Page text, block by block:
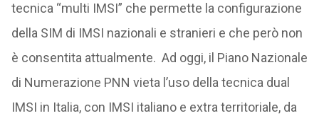
tecnica “multi IMSI” che permette la configurazione
della SIM di IMSI nazionali e stranieri e che però non
è consentita attualmente. Ad oggi, il Piano Nazionale
di Numerazione PNN vieta l’uso della tecnica dual
IMSI in Italia, con IMSI italiano e extra territoriale, da